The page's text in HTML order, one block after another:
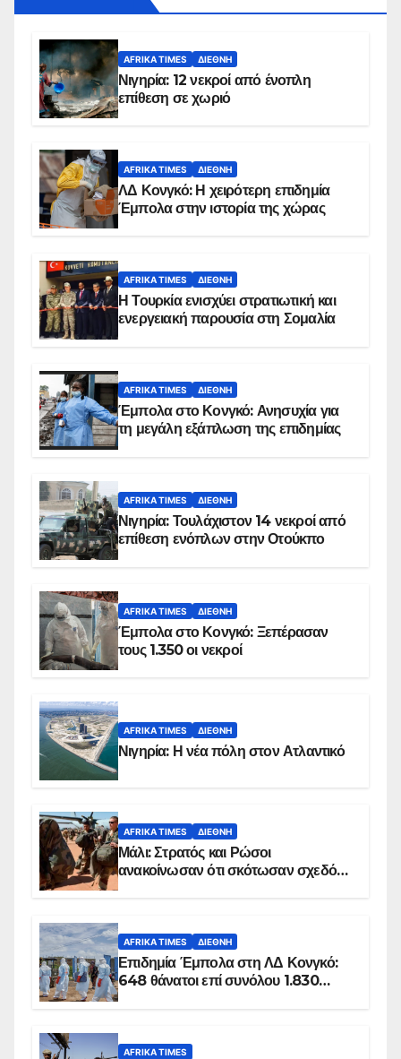
AFRIKA TIMES ΔΙΕΘΝΉ
Νιγηρία: 12 νεκροί από ένοπλη
επίθεση σε χωριό
AFRIKA TIMES ΔΙΕΘΝΉ
ΛΔ Κονγκό: Η χειρότερη επιδημία
Έμπολα στην ιστορία της χώρας
AFRIKA TIMES ΔΙΕΘΝΉ
Η Τουρκία ενισχύει στρατιωτική και
ενεργειακή παρουσία στη Σομαλία
AFRIKA TIMES ΔΙΕΘΝΉ
Έμπολα στο Κονγκό: Ανησυχία για
τη μεγάλη εξάπλωση της επιδημίας
AFRIKA TIMES ΔΙΕΘΝΉ
Νιγηρία: Τουλάχιστον 14 νεκροί από
επίθεση ενόπλων στην Οτούκπο
AFRIKA TIMES ΔΙΕΘΝΉ
Έμπολα στο Κονγκό: Ξεπέρασαν
τους 1.350 οι νεκροί
AFRIKA TIMES ΔΙΕΘΝΉ
Νιγηρία: Η νέα πόλη στον Ατλαντικό
AFRIKA TIMES ΔΙΕΘΝΉ
Μάλι: Στρατός και Ρώσοι
ανακοίνωσαν ότι σκότωσαν σχεδόν
AFRIKA TIMES ΔΙΕΘΝΉ
Επιδημία Έμπολα στη ΛΔ Κονγκό:
648 θάνατοι επί συνόλου 1.830
AFRIKA TIMES